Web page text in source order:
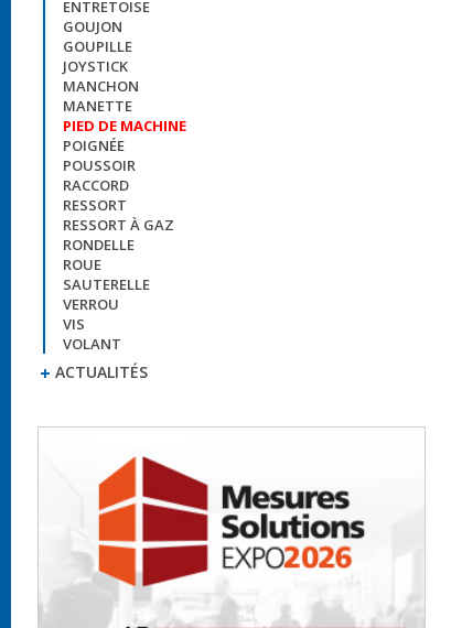
ENTRETOISE
GOUJON
GOUPILLE
JOYSTICK
MANCHON
MANETTE
PIED DE MACHINE
POIGNÉE
POUSSOIR
RACCORD
RESSORT
RESSORT À GAZ
RONDELLE
ROUE
SAUTERELLE
VERROU
VIS
VOLANT
ACTUALITÉS